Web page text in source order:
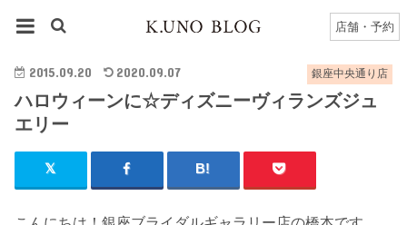
店舗・予約
ハロウィーンに☆ディズニーヴィランズジュエリー
銀座中央通り店
2015.09.20 2020.09.07
ハロウィーンに☆ディズニーヴィランズジュ
エリー